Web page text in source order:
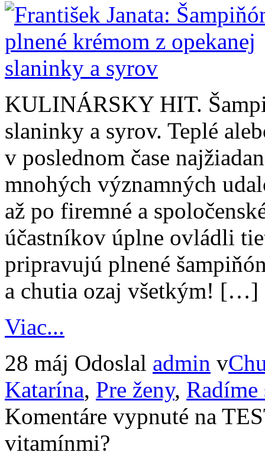
KULINÁRSKY HIT.
slaninky a syrov. Teplé
v poslednom čase
mnohých významných
až po firemné a
účastníkov úplne ovládli
pripravujú plnené
a chutia ozaj všetkým! […]
Viac...
28 máj Odoslal admin v
Katarína, Pre ženy,
Komentáre vypnuté na
vitamínmi?